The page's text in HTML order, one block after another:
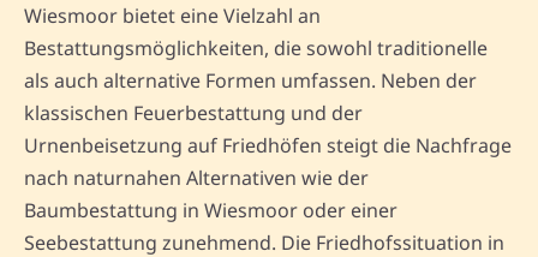
Wiesmoor bietet eine Vielzahl an
Bestattungsmöglichkeiten, die sowohl traditionelle
als auch alternative Formen umfassen. Neben der
klassischen Feuerbestattung und der
Urnenbeisetzung auf Friedhöfen steigt die Nachfrage
nach naturnahen Alternativen wie der
Baumbestattung in Wiesmoor oder einer
Seebestattung zunehmend. Die Friedhofssituation in